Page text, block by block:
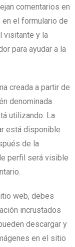
comentarios en
el formulario de
visitante y la
para ayudar a la
creada a partir de
denominada
utilizando. La
está disponible
de la
perfil será visible
web, debes
incrustados
descargar y
en el sitio